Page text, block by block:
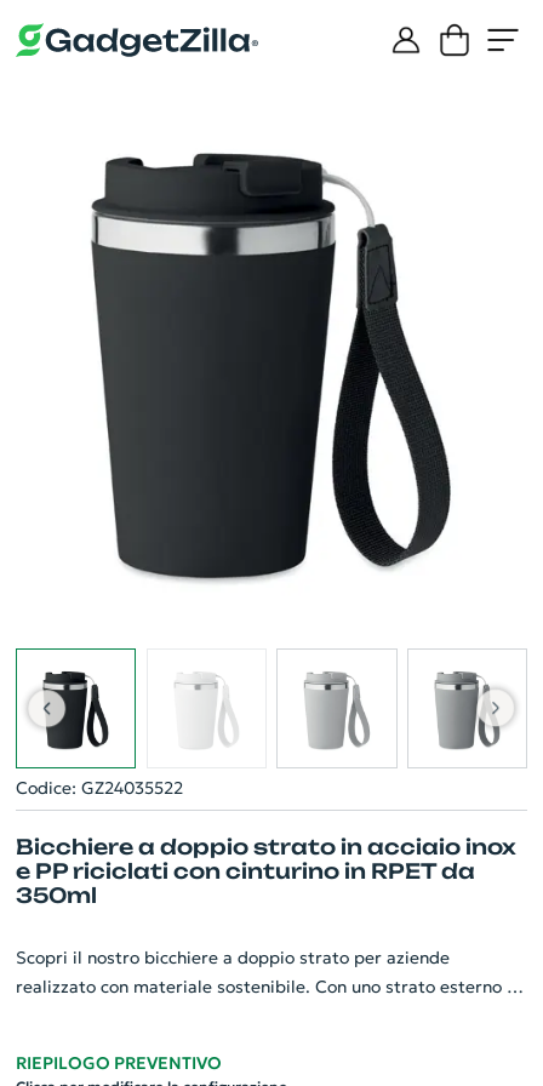
Codice: GZ24035522
Bicchiere a doppio strato in acciaio inox
e PP riciclati con cinturino in RPET da
350ml
Scopri il nostro bicchiere a doppio strato per aziende
realizzato con materiale sostenibile. Con uno strato esterno in
riciclato e il 10% di acciaio inox, offre robustezza ed estetica
RIEPILOGO PREVENTIVO